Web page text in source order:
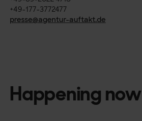
+49-177-3772477
presse@agentur-auftakt.de
Happening now